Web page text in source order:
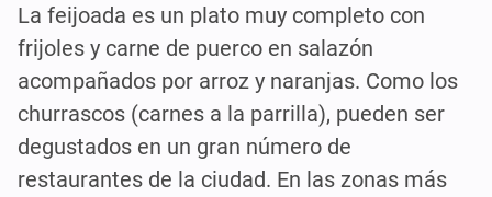
La feijoada es un plato muy completo con
frijoles y carne de puerco en salazón
acompañados por arroz y naranjas. Como los
churrascos (carnes a la parrilla), pueden ser
degustados en un gran número de
restaurantes de la ciudad. En las zonas más